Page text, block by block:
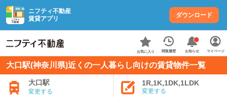
ニフティ不動産
賃貸アプリ
ダウンロード
お気に入り 閲覧履歴 お知らせ マイページ
大口駅(神奈川県)近くの一人暮らし向けの賃貸物件一覧
大口駅
変更する
1R,1K,1DK,1LDK
変更する